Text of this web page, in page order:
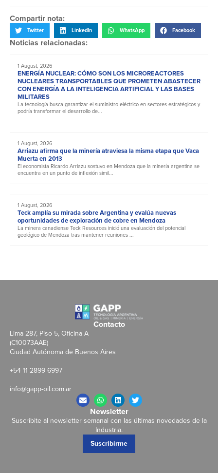
Compartir nota:
Twitter LinkedIn WhatsApp Facebook
Noticias relacionadas:
1 August, 2026
ENERGÍA NUCLEAR: CÓMO SON LOS MICROREACTORES
NUCLEARES TRANSPORTABLES QUE PROMETEN ABASTECER
CON ENERGÍA A LA INTELIGENCIA ARTIFICIAL Y LAS BASES
MILITARES
La tecnología busca garantizar el suministro eléctrico en sectores estratégicos y
podría transformar el desarrollo de...
1 August, 2026
Arriazu afirma que la minería atraviesa la misma etapa que Vaca
Muerta en 2013
El economista Ricardo Arriazu sostuvo en Mendoza que la minería argentina se
encuentra en un punto de inflexión simil...
1 August, 2026
Teck amplía su mirada sobre Argentina y evalúa nuevas
oportunidades de exploración de cobre en Mendoza
La minera canadiense Teck Resources inició una evaluación del potencial
geológico de Mendoza tras mantener reuniones ...
Contacto
Lima 287, Piso 5, Oficina A
(C10073AAE)
Ciudad Autónoma de Buenos Aires
+54 11 2899 6997
info@gapp-oil.com.ar
Newsletter
Suscribite al newsletter semanal con las últimas novedades de la
Industria.
Suscribirme